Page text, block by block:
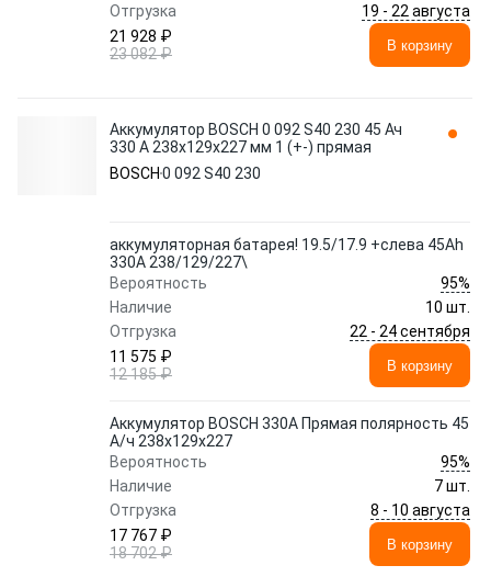
Отгрузка
19 - 22 августа
21 928 ₽
23 082 ₽
В корзину
Аккумулятор BOSCH 0 092 S40 230 45 Ач
330 А 238x129x227 мм 1 (+-) прямая
BOSCH 0 092 S40 230
аккумуляторная батарея! 19.5/17.9 +слева 45Ah
330A 238/129/227\
Вероятность
95%
Наличие
10 шт.
Отгрузка
22 - 24 сентября
11 575 ₽
12 185 ₽
В корзину
Аккумулятор BOSCH 330A Прямая полярность 45
А/ч 238x129x227
Вероятность
95%
Наличие
7 шт.
Отгрузка
8 - 10 августа
17 767 ₽
18 702 ₽
В корзину